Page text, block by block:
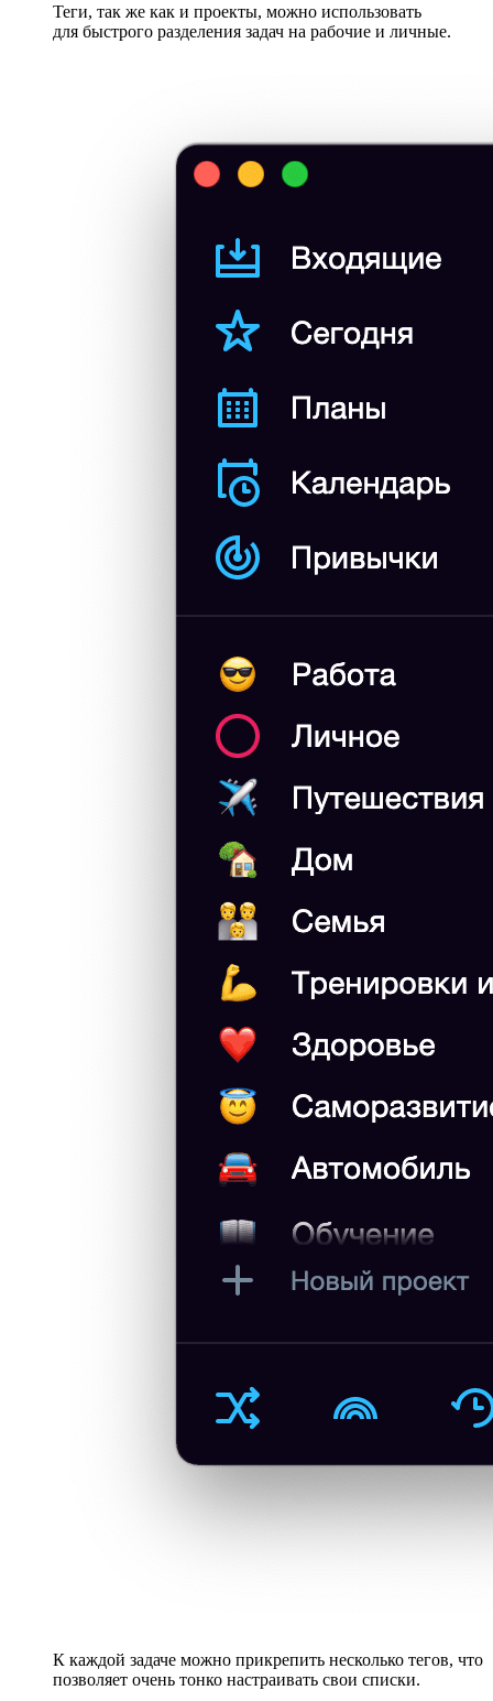
Теги, так же как и проекты, можно использовать
для быстрого разделения задач на рабочие и личные.
К каждой задаче можно прикрепить несколько тегов, что
позволяет очень тонко настраивать свои списки.